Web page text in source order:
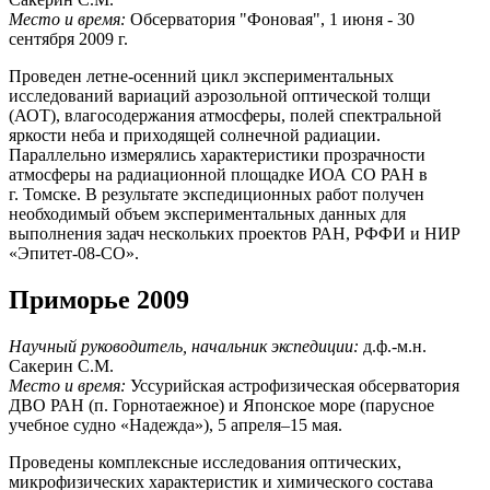
Место и время: Обсерватория "Фоновая", 1 июня - 30
сентября 2009 г.
Проведен летне-осенний цикл экспериментальных
исследований вариаций аэрозольной оптической толщи
(АОТ), влагосодержания атмосферы, полей спектральной
яркости неба и приходящей солнечной радиации.
Параллельно измерялись характеристики прозрачности
атмосферы на радиационной площадке ИОА СО РАН в
г. Томске. В результате экспедиционных работ получен
необходимый объем экспериментальных данных для
выполнения задач нескольких проектов РАН, РФФИ и НИР
«Эпитет-08-СО».
Приморье 2009
Научный руководитель, начальник экспедиции: д.ф.-м.н.
Сакерин С.М.
Место и время: Уссурийская астрофизическая обсерватория
ДВО РАН (п. Горнотаежное) и Японское море (парусное
учебное судно «Надежда»), 5 апреля–15 мая.
Проведены комплексные исследования оптических,
микрофизических характеристик и химического состава